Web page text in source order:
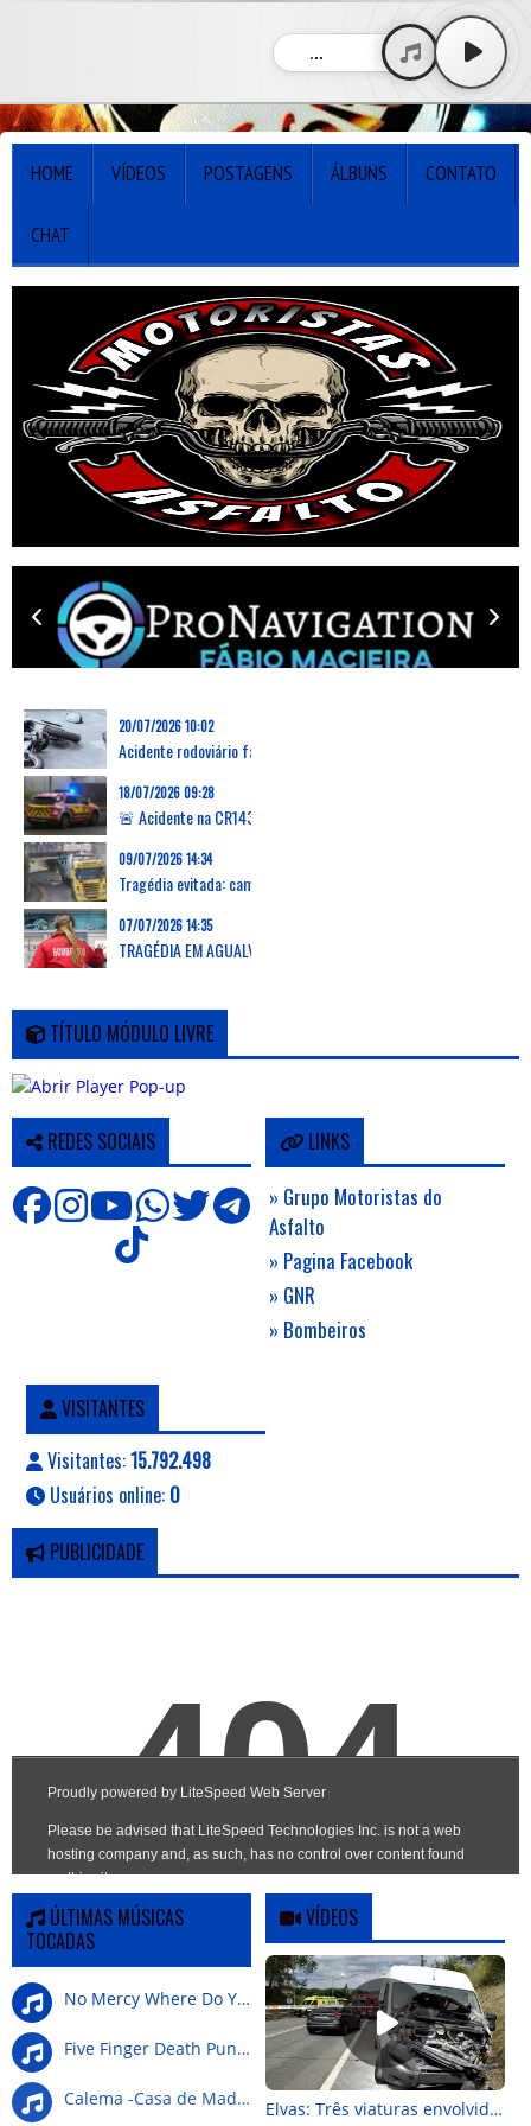
...
HOME VÍDEOS POSTAGENS ÁLBUNS CONTATO
CHAT
20/07/2026 10:02
18/07/2026 09:28
09/07/2026 14:34
07/07/2026 14:35
TÍTULO MÓDULO LIVRE
REDES SOCIAIS LINKS
» Grupo Motoristas do
Asfalto
» Pagina Facebook
» GNR
» Bombeiros
VISITANTES
Visitantes:15.792.498
Usuários online: 0
PUBLICIDADE
ÚLTIMAS MÚSICAS
TOCADAS
No Mercy Where Do You G
Five Finger Death Punch-Wrong Side Of Heaven
Calema -Casa de Madeira
VÍDEOS
Elvas: Três viaturas envolvidas em colisão na Nacional 4